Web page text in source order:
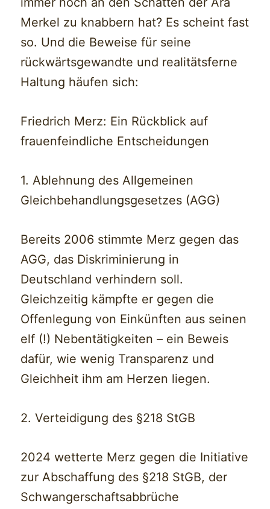
Merkel zu knabbern hat? Es scheint fast
so. Und die Beweise für seine
rückwärtsgewandte und realitätsferne
Haltung häufen sich:
Friedrich Merz: Ein Rückblick auf
frauenfeindliche Entscheidungen
1. Ablehnung des Allgemeinen
Gleichbehandlungsgesetzes (AGG)
Bereits 2006 stimmte Merz gegen das
AGG, das Diskriminierung in
Deutschland verhindern soll.
Gleichzeitig kämpfte er gegen die
Offenlegung von Einkünften aus seinen
elf (!) Nebentätigkeiten – ein Beweis
dafür, wie wenig Transparenz und
Gleichheit ihm am Herzen liegen.
2. Verteidigung des §218 StGB
2024 wetterte Merz gegen die Initiative
zur Abschaffung des §218 StGB, der
Schwangerschaftsabbrüche